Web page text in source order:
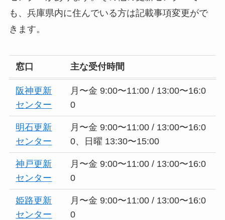
も、兵庫県内に住んでいる方は記載事項変更がで
きます。
窓口 主な受付時間
阪神更新
センター
月〜金 9:00〜11:00 / 13:00〜16:0
0
明石更新
センター
月〜金 9:00〜11:00 / 13:00〜16:0
0、日曜 13:30〜15:00
神戸更新
センター
月〜金 9:00〜11:00 / 13:00〜16:0
0
姫路更新
センター
月〜金 9:00〜11:00 / 13:00〜16:0
0